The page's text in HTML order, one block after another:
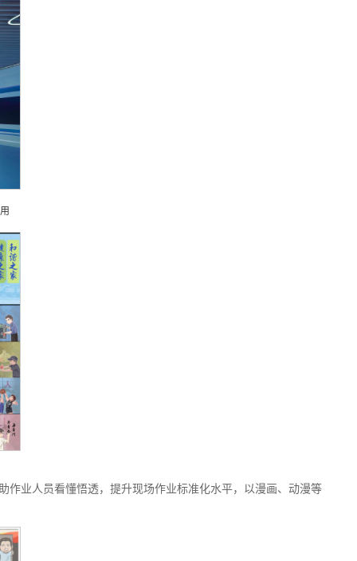
业人员看懂悟透，提升现场作业标准化水平，以漫画、动漫等